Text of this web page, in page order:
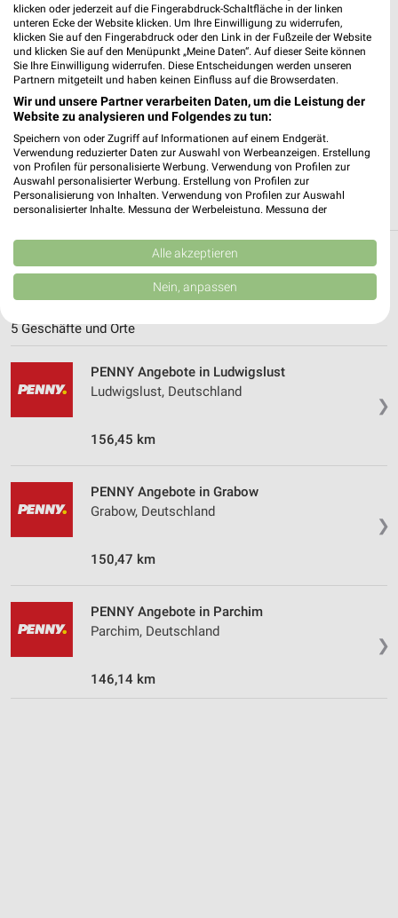
✔Standortgenaue Angebote
✔Folge deinem Lieblingshändler
✔Push-Benachrichtigungen bei neuen Prospekten
Einkaufsliste - Einkauf stressfrei planen
JETZT LADEN UND SPAREN!
Weitere PENNY Geschäfte mit Angeboten in
und um Neustadt-Glewe
5 Geschäfte und Orte
❯
PENNY Angebote in Ludwigslust
Ludwigslust, Deutschland
156,45 km
❯
PENNY Angebote in Grabow
Grabow, Deutschland
150,47 km
❯
PENNY Angebote in Parchim
Parchim, Deutschland
146,14 km
klicken oder jederzeit auf die Fingerabdruck-Schaltfläche in der linken
unteren Ecke der Website klicken. Um Ihre Einwilligung zu widerrufen,
klicken Sie auf den Fingerabdruck oder den Link in der Fußzeile der Website
und klicken Sie auf den Menüpunkt „Meine Daten“. Auf dieser Seite können
Sie Ihre Einwilligung widerrufen. Diese Entscheidungen werden unseren
Partnern mitgeteilt und haben keinen Einfluss auf die Browserdaten.
Wir und unsere Partner verarbeiten Daten, um die Leistung der
Website zu analysieren und Folgendes zu tun:
Speichern von oder Zugriff auf Informationen auf einem Endgerät.
Verwendung reduzierter Daten zur Auswahl von Werbeanzeigen. Erstellung
von Profilen für personalisierte Werbung. Verwendung von Profilen zur
Auswahl personalisierter Werbung. Erstellung von Profilen zur
Personalisierung von Inhalten. Verwendung von Profilen zur Auswahl
personalisierter Inhalte. Messung der Werbeleistung. Messung der
Kombinationen von Daten aus verschiedenen Quellen. Entwicklung und
Verbesserung der Angebote. Verwendung reduzierter Daten zur Auswahl
von Inhalten.
Daten können außerhalb der Europäischen Union weitergegeben und in die
Website/App.
Wir nutzen Ihre Daten für folgende Zwecke:
IAB-Verarbeitungszwecke:
auf einem Endgerät
Werbeanzeigen
Werbung
Erstellung von Profilen zur Personalisierung
Verwendung von Profilen zur Auswahl
Alle akzeptieren
Nein, anpassen